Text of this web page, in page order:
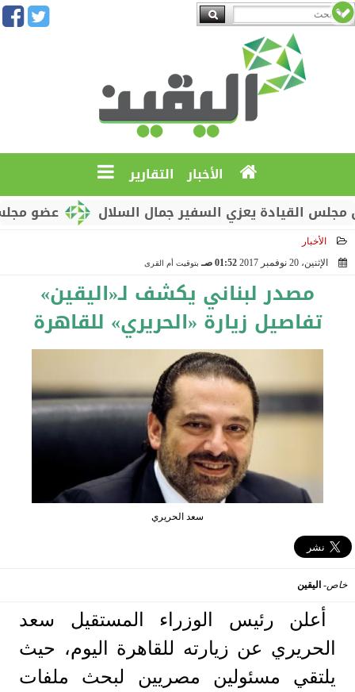
الأخبار التقارير
عضو مجلس
يعزي السفير جمال السلال
الأخبار
الإثنين، 20 نوفمبر 2017
01:52 صـ بتوقيت أم القرى
مصدر لبناني يكشف لـ«اليقين»
تفاصيل زيارة «الحريري» للقاهرة
سعد الحريري
خاص- اليقين
أعلن رئيس الوزراء المستقيل سعد
الحريري عن زيارته للقاهرة اليوم، حيث
يلتقي مسئولين مصريين لبحث ملفات